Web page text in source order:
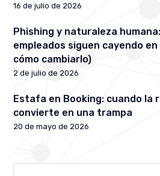
16 de julio de 2026
Phishing y naturaleza
empleados siguen cayendo
cómo cambiarlo)
2 de julio de 2026
Estafa en Booking: cuando la
convierte en una trampa
20 de mayo de 2026